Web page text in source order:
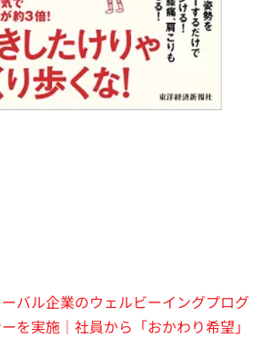
ーバル企業のウェルビーイングプログ
を実施｜社員から「おかわり希望」